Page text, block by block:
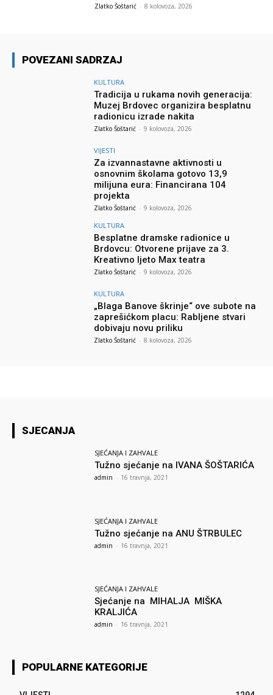
Zlatko Šoštarić - 8 kolovoza, 2026
POVEZANI SADRZAJ
KULTURA
Tradicija u rukama novih generacija:
Muzej Brdovec organizira besplatnu
radionicu izrade nakita
Zlatko Šoštarić - 9 kolovoza, 2026
VIJESTI
Za izvannastavne aktivnosti u
osnovnim školama gotovo 13,9
milijuna eura: Financirana 104
projekta
Zlatko Šoštarić - 9 kolovoza, 2026
KULTURA
Besplatne dramske radionice u
Brdovcu: Otvorene prijave za 3.
Kreativno ljeto Max teatra
Zlatko Šoštarić - 9 kolovoza, 2026
KULTURA
„Blaga Banove škrinje“ ove subote na
zaprešićkom placu: Rabljene stvari
dobivaju novu priliku
Zlatko Šoštarić - 8 kolovoza, 2026
SJECANJA
SJEĆANJA I ZAHVALE
Tužno sjećanje na IVANA ŠOŠTARIĆA
admin - 16 travnja, 2021
SJEĆANJA I ZAHVALE
Tužno sjećanje na ANU ŠTRBULEC
admin - 16 travnja, 2021
SJEĆANJA I ZAHVALE
Sjećanje na MIHALJA MIŠKA
KRALJIĆA
admin - 16 travnja, 2021
POPULARNE KATEGORIJE